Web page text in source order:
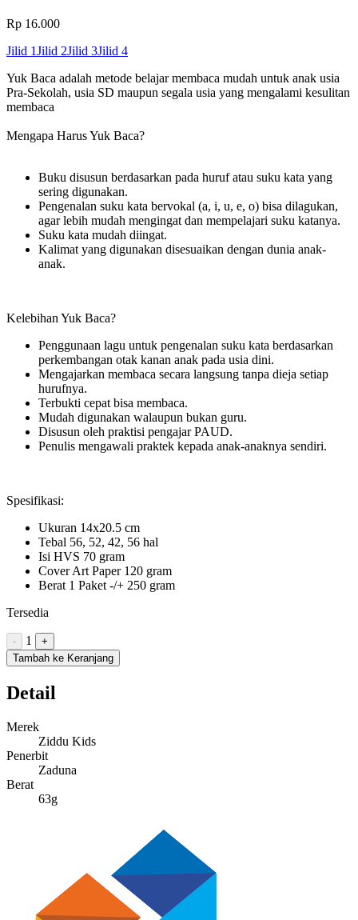
Rp 16.000
Jilid 1Jilid 2Jilid 3Jilid 4
Yuk Baca adalah metode belajar membaca mudah untuk anak usia
Pra-Sekolah, usia SD maupun segala usia yang mengalami kesulitan
membaca
Mengapa Harus Yuk Baca?
Buku disusun berdasarkan pada huruf atau suku kata yang
sering digunakan.
Pengenalan suku kata bervokal (a, i, u, e, o) bisa dilagukan,
agar lebih mudah mengingat dan mempelajari suku katanya.
Suku kata mudah diingat.
Kalimat yang digunakan disesuaikan dengan dunia anak-
anak.
Kelebihan Yuk Baca?
Penggunaan lagu untuk pengenalan suku kata berdasarkan
perkembangan otak kanan anak pada usia dini.
Mengajarkan membaca secara langsung tanpa dieja setiap
hurufnya.
Terbukti cepat bisa membaca.
Mudah digunakan walaupun bukan guru.
Disusun oleh praktisi pengajar PAUD.
Penulis mengawali praktek kepada anak-anaknya sendiri.
Spesifikasi:
Ukuran 14x20.5 cm
Tebal 56, 52, 42, 56 hal
Isi HVS 70 gram
Cover Art Paper 120 gram
Berat 1 Paket -/+ 250 gram
Tersedia
- 1
+
Tambah ke Keranjang
Detail
Merek
Ziddu Kids
Penerbit
Zaduna
Berat
63g